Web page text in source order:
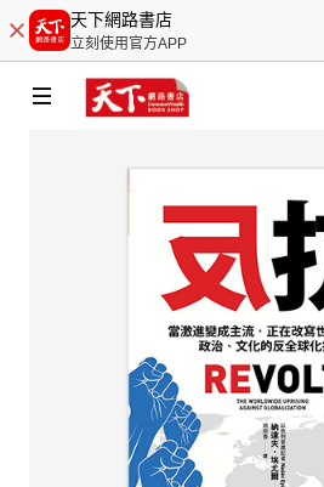
天下網路書店
立刻使用官方APP